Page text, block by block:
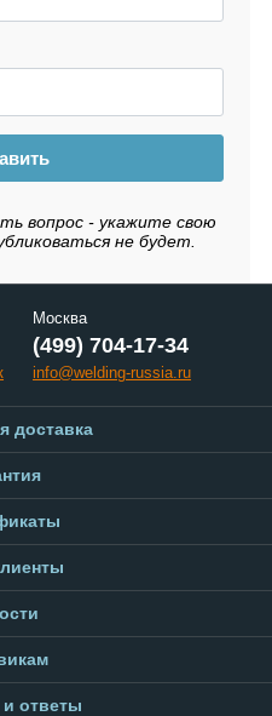
вопрос - укажите свою
не будет.
Москва
(499) 704-17-34
info@welding-russia.ru
доставка
ответы